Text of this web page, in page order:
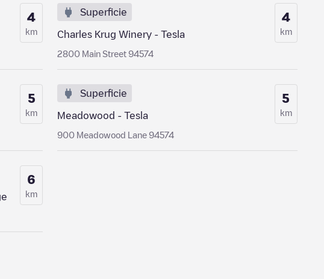
4
km
Superficie
Charles Krug Winery - Tesla
2800 Main Street 94574
4
km
5
km
Superficie
Meadowood - Tesla
900 Meadowood Lane 94574
5
km
6
km